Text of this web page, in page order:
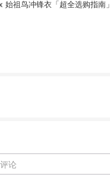
始祖鸟冲锋衣「超全选购指南」
论